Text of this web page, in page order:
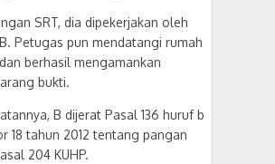
SRT, dia dipekerjakan oleh
Petugas pun mendatangi rumah
berhasil mengamankan
bukti.
B dijerat Pasal 136 huruf b
18 tahun 2012 tentang pangan
204 KUHP.